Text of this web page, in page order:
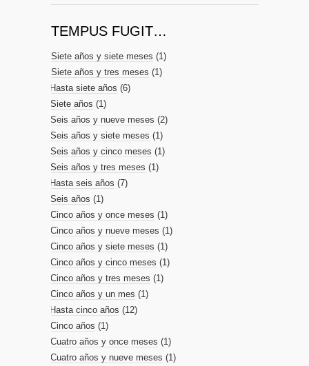
TEMPUS FUGIT…
Siete años y siete meses (1)
Siete años y tres meses (1)
Hasta siete años (6)
Siete años (1)
Seis años y nueve meses (2)
Seis años y siete meses (1)
Seis años y cinco meses (1)
Seis años y tres meses (1)
Hasta seis años (7)
Seis años (1)
Cinco años y once meses (1)
Cinco años y nueve meses (1)
Cinco años y siete meses (1)
Cinco años y cinco meses (1)
Cinco años y tres meses (1)
Cinco años y un mes (1)
Hasta cinco años (12)
Cinco años (1)
Cuatro años y once meses (1)
Cuatro años y nueve meses (1)